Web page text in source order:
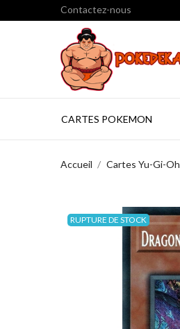
Contactez-nous
CARTES POKEMON
Accueil Cartes Yu-Gi-Oh
RUPTURE DE STOCK